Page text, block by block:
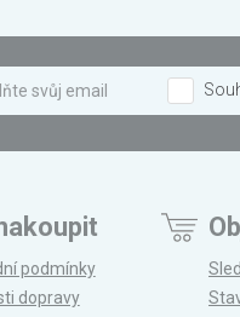
podmínky
dopravy